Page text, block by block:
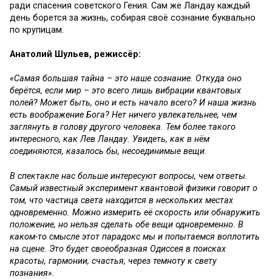
ради спасения советского Гения. Сам же Ландау каждый
день борется за жизнь, собирая своё сознание буквально
по крупицам.
Анатолий Шульев, режиссёр:
«Самая большая тайна – это наше сознание. Откуда оно
берётся, если мир – это всего лишь вибрации квантовых
полей? Может быть, оно и есть начало всего? И наша жизнь
есть воображение Бога? Нет ничего увлекательнее, чем
заглянуть в голову другого человека. Тем более такого
интересного, как Лев Ландау. Увидеть, как в нём
соединяются, казалось бы, несоединимые вещи.
В спектакле нас больше интересуют вопросы, чем ответы.
Самый известный эксперимент квантовой физики говорит о
том, что частица света находится в нескольких местах
одновременно. Можно измерить её скорость или обнаружить
положение, но нельзя сделать обе вещи одновременно. В
каком-то смысле этот парадокс мы и попытаемся воплотить
на сцене. Это будет своеобразная Одиссея в поисках
красоты, гармонии, счастья, через темноту к свету
познания».